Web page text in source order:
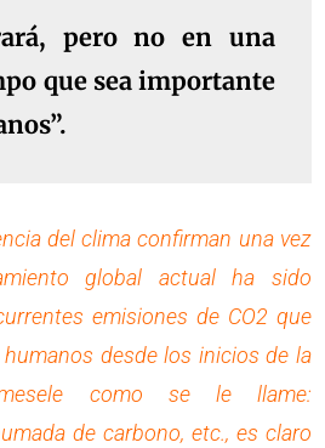
pero no en una
que sea importante
del clima confirman una vez
global actual ha sido
emisiones de CO2 que
desde los inicios de la
como se le llame:
de carbono, etc., es claro